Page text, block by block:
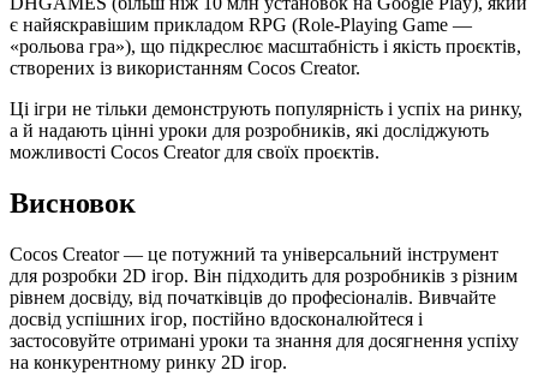
є найяскравішим прикладом RPG (Role-Playing Game —
«рольова гра»), що підкреслює масштабність і якість проєктів,
створених із використанням Cocos Creator.
Ці ігри не тільки демонструють популярність і успіх на ринку,
а й надають цінні уроки для розробників, які досліджують
можливості Cocos Creator для своїх проєктів.
Висновок
Cocos Creator — це потужний та універсальний інструмент
для розробки 2D ігор. Він підходить для розробників з різним
рівнем досвіду, від початківців до професіоналів. Вивчайте
досвід успішних ігор, постійно вдосконалюйтеся і
застосовуйте отримані уроки та знання для досягнення успіху
на конкурентному ринку 2D ігор.